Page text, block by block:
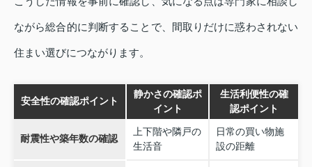
ながら総合的に判断することで、間取りだけに惑わされない
住まい選びにつながります。
安全性の確認ポイント
静かさの確認ポ
イント
生活利便性の確
認ポイント
耐震性や築年数の確認
上下階や隣戸の
生活音
日常の買い物施
設の距離